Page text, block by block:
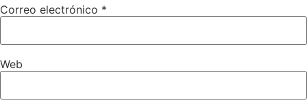
Correo electrónico *
Web